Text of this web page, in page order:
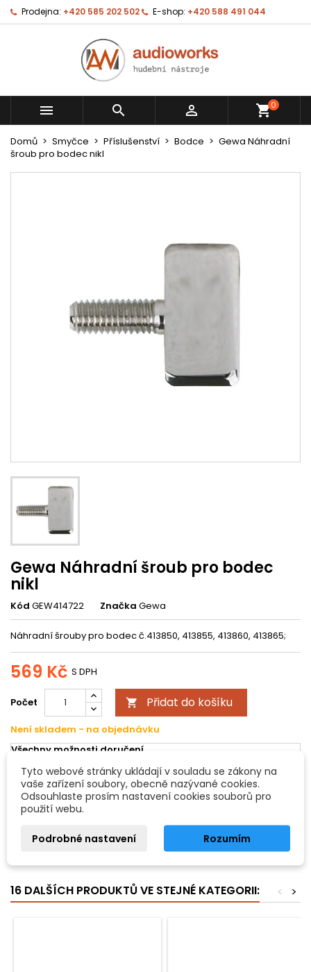
Prodejna: +420 585 202 502 E-shop: +420 588 491 044
   shopping_cart0
Domů Smyčce Příslušenství Bodce
Gewa Náhradní
šroub pro bodec nikl
Gewa Náhradní šroub pro bodec
nikl
Kód GEW414722 Značka Gewa
Náhradní šrouby pro bodec č.413850, 413855, 413860, 413865;
569 Kč S DPH
Počet  Přidat do košíku
Není skladem - na objednávku
Všechny možnosti doručení
POPIS DETAILY PRODUKTU
Náhradní šrouby pro bodec č.413850, 413855, 413860, 413865
16 DALŠÍCH PRODUKTŮ VE STEJNÉ KATEGORII: >
<
Tyto webové stránky ukládají v souladu se zákony na
vaše zařízení soubory, obecně nazývané cookies.
Odsouhlaste prosím nastavení cookies souborů pro
použití webu.
Podrobné nastavení Rozumím